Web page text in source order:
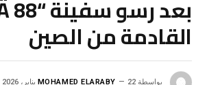
القادمة من الصين
بواسطة MOHAMED ELARABY 22 يناير، 2026